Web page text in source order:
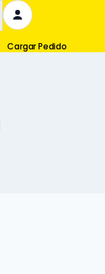
Cargar Pedido